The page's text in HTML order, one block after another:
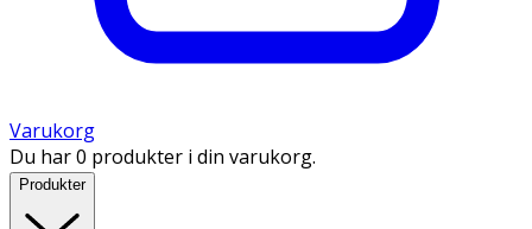
Varukorg
Du har 0 produkter i din varukorg.
Produkter